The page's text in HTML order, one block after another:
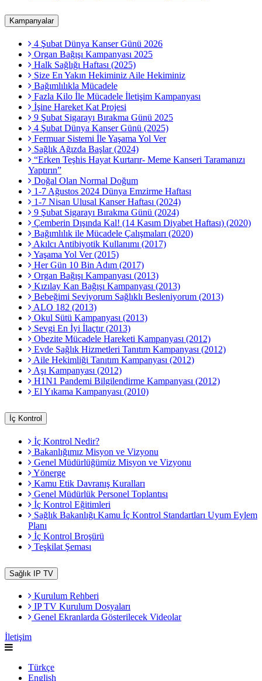
Kampanyalar
4 Şubat Dünya Kanser Günü 2026
Organ Bağışı Kampanyası 2025
Halk Sağlığı Haftası (2025)
Size En Yakın Hekiminiz Aile Hekiminiz
Bağımlılıkla Mücadele
Fazla Kilo İle Mücadele İletişim Kampanyası
İşine Hareket Kat Projesi
9 Şubat Sigarayı Bırakma Günü 2025
4 Şubat Dünya Kanser Günü (2025)
Fermuar Sistemi İle Yaşama Yol Ver
Sağlık Ağızda Başlar (2024)
“Erken Teşhis Hayat Kurtarır- Meme Kanseri Taramanızı
Yaptırın”
Doğal Olan Normal Doğum
1-7 Ağustos 2024 Dünya Emzirme Haftası
1-7 Nisan Ulusal Kanser Haftası (2024)
9 Şubat Sigarayı Bırakma Günü (2024)
Çemberin Dışında Kal! (14 Kasım Diyabet Haftası) (2020)
Bağımlılık ile Mücadele Çalışmaları (2020)
Akılcı Antibiyotik Kullanımı (2017)
Yaşama Yol Ver (2015)
Her Gün 10 Bin Adım (2017)
Organ Bağışı Kampanyası (2013)
Kızılay Kan Bağışı Kampanyası (2013)
Bebeğimi Seviyorum Sağlıklı Besleniyorum (2013)
ALO 182 (2013)
Okul Sütü Kampanyası (2013)
Sevgi En İyi İlaçtır (2013)
Obezite Mücadele Hareketi Kampanyası (2012)
Evde Sağlık Hizmetleri Tanıtım Kampanyası (2012)
Aile Hekimliği Tanıtım Kampanyası (2012)
Aşı Kampanyası (2012)
H1N1 Pandemi Bilgilendirme Kampanyası (2012)
El Yıkama Kampanyası (2010)
İç Kontrol
İç Kontrol Nedir?
Bakanlığımız Misyon ve Vizyonu
Genel Müdürlüğümüz Misyon ve Vizyonu
Yönerge
Kamu Etik Davranış Kuralları
Genel Müdürlük Personel Toplantısı
İç Kontrol Eğitimleri
Sağlık Bakanlığı Kamu İç Kontrol Standartları Uyum Eylem
Planı
İç Kontrol Broşürü
Teşkilat Şeması
Sağlık IP TV
Kurulum Rehberi
IP TV Kurulum Dosyaları
Genel Ekranlarda Gösterilecek Videolar
İletişim
Türkçe
English